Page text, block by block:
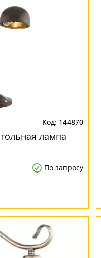
144870
лампа
По запросу